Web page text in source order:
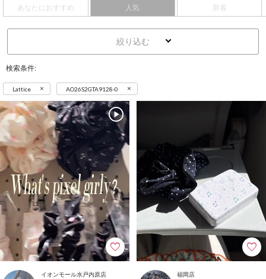
あなたにおすすめ 人気 新着
絞り込む
検索条件:
Lattice × AO26S2GTA9128-0 ×
イオンモール水戸内原店
福岡店